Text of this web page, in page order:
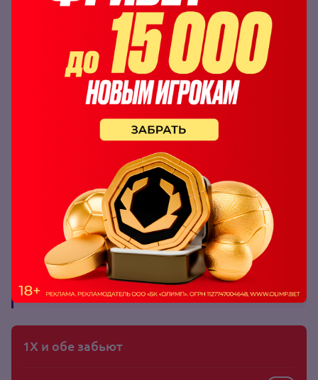
Хорваты имеют запредельную мотивацию не
провалиться на ЧЕ, а итальянцы превосходят их в
классе и не намерены им уступать. Обе команды
достаточно результативны, что подтверждает их
статистика на чемпионатах Европы и в личных
противостояниях.
Хорватия еще ни разу не проигрывала Италии и есть
основания полагать, что она не сделает этого вновь.
С учетом всех перечисленных факторов можно
поставить на результативный футбол с ничьей или
победой балканской команды.
В линии букмекерской конторыOlimpbetдля
этого есть ставка «1Х и обе забьют» с
коэффициентом 2.30.
1Х и обе забьют